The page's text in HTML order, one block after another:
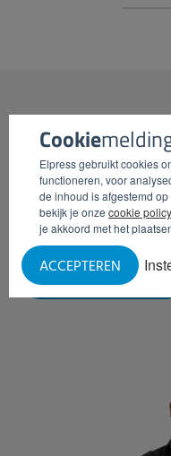
Cookie
Elpress gebruikt cookies
functioneren, voor
de inhoud is afgestemd
bekijk je onze cookie policy
je akkoord met het
ACCEPTEREN
CONTACT
Wilt u een vrijblijvend
voorzieningen die u
bedrijf? Plan dan een
AFSPRAAK PLANNEN